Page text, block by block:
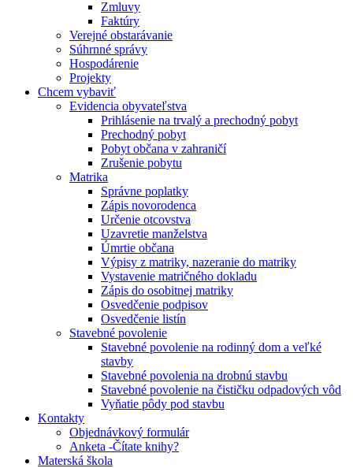
Zmluvy
Faktúry
Verejné obstarávanie
Súhrnné správy
Hospodárenie
Projekty
Chcem vybaviť
Evidencia obyvateľstva
Prihlásenie na trvalý a prechodný pobyt
Prechodný pobyt
Pobyt občana v zahraničí
Zrušenie pobytu
Matrika
Správne poplatky
Zápis novorodenca
Určenie otcovstva
Uzavretie manželstva
Úmrtie občana
Výpisy z matriky, nazeranie do matriky
Vystavenie matričného dokladu
Zápis do osobitnej matriky
Osvedčenie podpisov
Osvedčenie listín
Stavebné povolenie
Stavebné povolenie na rodinný dom a veľké
stavby
Stavebné povolenia na drobnú stavbu
Stavebné povolenie na čističku odpadových vôd
Vyňatie pôdy pod stavbu
Kontakty
Objednávkový formulár
Anketa -Čítate knihy?
Materská škola